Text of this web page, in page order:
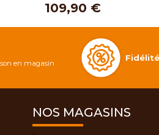
109,90 €
en magasin
Fidélité
NOS MAGASINS